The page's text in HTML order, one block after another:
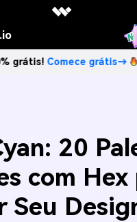
Comece grátis→
20
com Hex
Seu